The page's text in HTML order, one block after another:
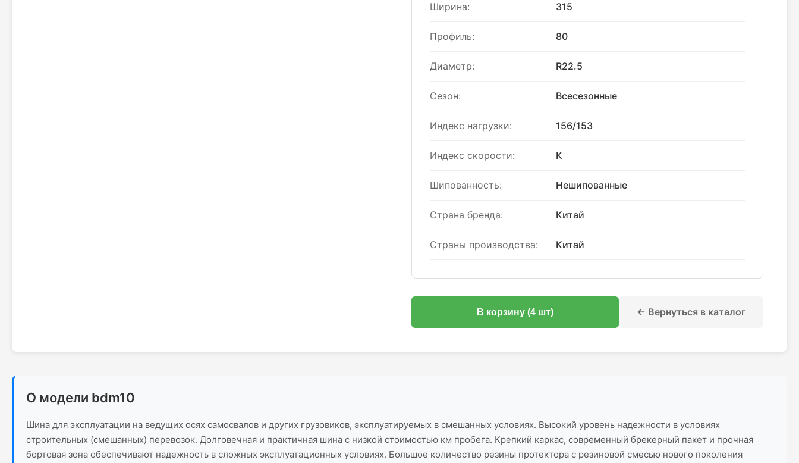
Ширина: 315
Профиль: 80
Диаметр: R22.5
Сезон: Всесезонные
Индекс нагрузки: 156/153
Индекс скорости: K
Шипованность: Нешипованные
Страна бренда: Китай
Страны производства: Китай
В корзину (4 шт) ← Вернуться в каталог
О модели bdm10
Шина для эксплуатации на ведущих осях самосвалов и других грузовиков, эксплуатируемых в смешанных условиях. Высокий уровень надежности в условиях
строительных (смешанных) перевозок. Долговечная и практичная шина с низкой стоимостью км пробега. Крепкий каркас, современный брекерный пакет и прочная
бортовая зона обеспечивают надежность в сложных эксплуатационных условиях. Большое количество резины протектора с резиновой смесью нового поколения